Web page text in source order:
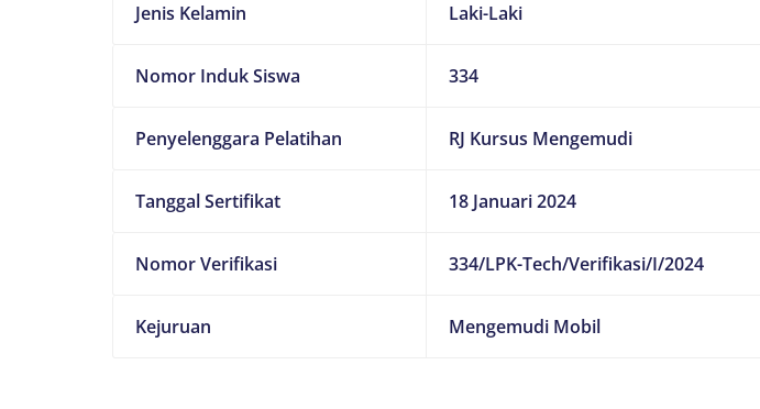
Jenis Kelamin Laki-Laki
Nomor Induk Siswa 334
Penyelenggara Pelatihan RJ Kursus Mengemudi
Tanggal Sertifikat 18 Januari 2024
Nomor Verifikasi 334/LPK-Tech/Verifikasi/I/2024
Kejuruan Mengemudi Mobil